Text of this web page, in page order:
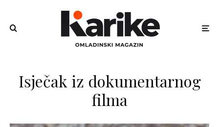
Isječak iz dokumentarnog
filma